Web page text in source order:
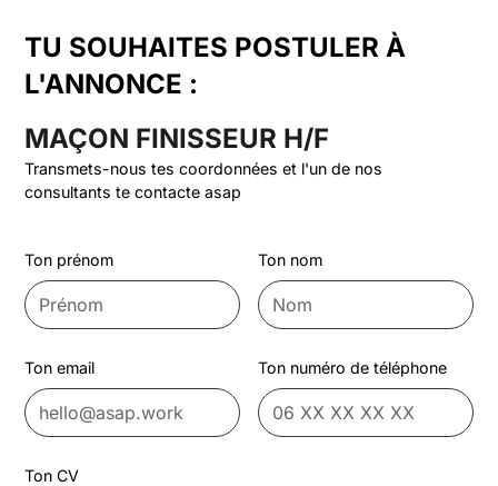
TU SOUHAITES POSTULER À
L'ANNONCE :
MAÇON FINISSEUR H/F
Transmets-nous tes coordonnées et l'un de nos
consultants te contacte asap
Ton prénom Ton nom
Ton email Ton numéro de téléphone
Ton CV